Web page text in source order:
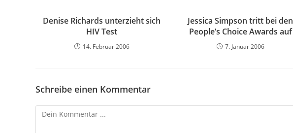
Denise Richards unterzieht sich
HIV Test
14. Februar 2006
Jessica Simpson tritt bei den
People’s Choice Awards auf
7. Januar 2006
Schreibe einen Kommentar
Kommentieren